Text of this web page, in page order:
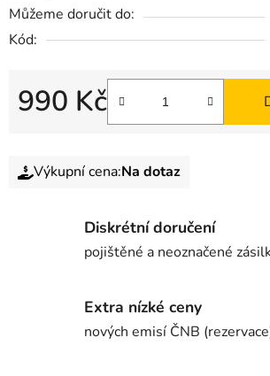
Můžeme doručit do:
Kód:
990 Kč
Výkupní cena:Na dotaz
Diskrétní doručení
pojištěné a neoznačené
Extra nízké ceny
nových emisí ČNB